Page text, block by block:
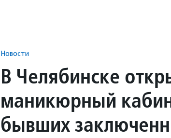
Новости
В Челябинске
маникюрный
бывших